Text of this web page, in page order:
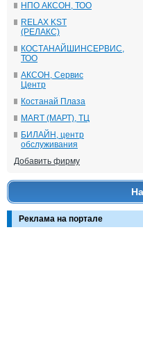
НПО АКСОН, ТОО
RELAX KST
(РЕЛАКС)
КОСТАНАЙШИНСЕРВИС,
ТОО
АКСОН, Сервис
Центр
Костанай Плаза
MART (МАРТ), ТЦ
БИЛАЙН, центр
обслуживания
Добавить фирму
Реклама на портале